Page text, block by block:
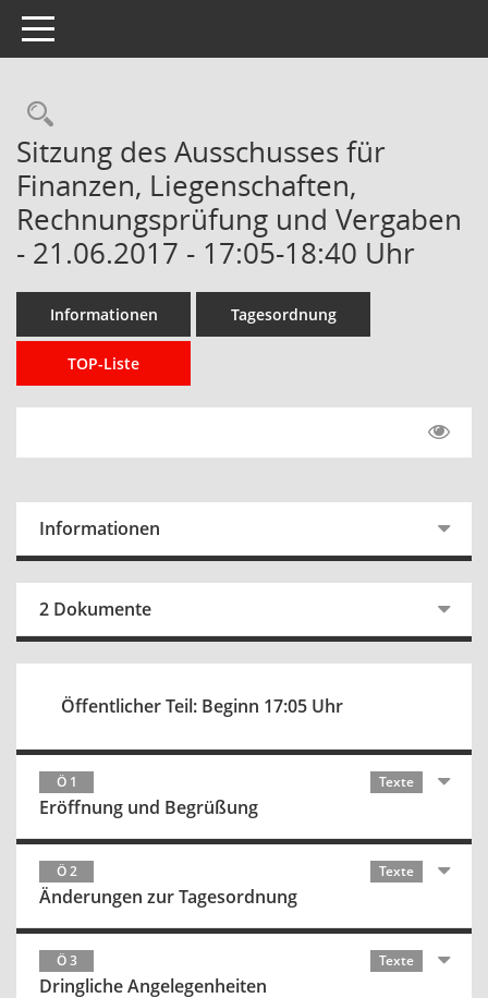
Toggle navigation
Rechercheauswahl
Sitzung des Ausschusses für
Finanzen, Liegenschaften,
Rechnungsprüfung und Vergaben
- 21.06.2017 - 17:05-18:40 Uhr
Informationen Tagesordnung
TOP-Liste
Informationen
2 Dokumente
Öffentlicher Teil: Beginn 17:05 Uhr
Ö 1 Texte
Eröffnung und Begrüßung
Ö 2 Texte
Änderungen zur Tagesordnung
Ö 3 Texte
Dringliche Angelegenheiten